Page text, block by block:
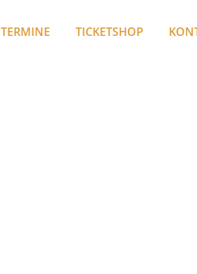
TERMINE TICKETSHOP